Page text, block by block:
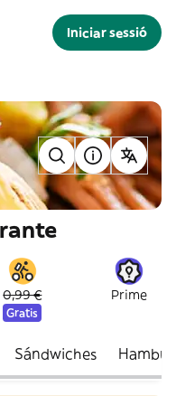
Iniciar sessió
0,99 €
Gratis
Prime
Sándwiches